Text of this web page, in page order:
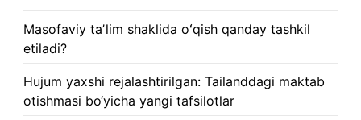
Masofaviy taʼlim shaklida oʻqish qanday tashkil
etiladi?
Hujum yaxshi rejalashtirilgan: Tailanddagi maktab
otishmasi bo‘yicha yangi tafsilotlar